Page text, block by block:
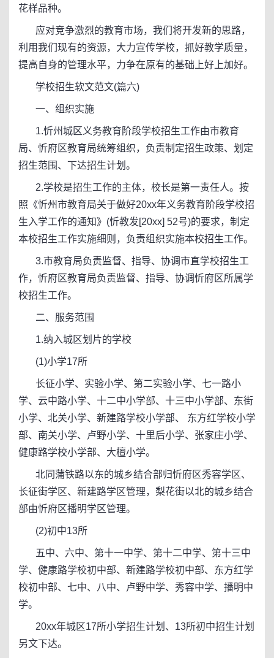
花样品种。
应对竞争激烈的教育市场，我们将开发新的思路，
利用我们现有的资源，大力宣传学校，抓好教学质量，
提高自身的管理水平，力争在原有的基础上好上加好。
学校招生软文范文(篇六)
一、组织实施
1.忻州城区义务教育阶段学校招生工作由市教育
局、忻府区教育局统筹组织，负责制定招生政策、划定
招生范围、下达招生计划。
2.学校是招生工作的主体，校长是第一责任人。按
照《忻州市教育局关于做好20xx年义务教育阶段学校招
生入学工作的通知》(忻教发[20xx] 52号)的要求，制定
本校招生工作实施细则，负责组织实施本校招生工作。
3.市教育局负责监督、指导、协调市直学校招生工
作，忻府区教育局负责监督、指导、协调忻府区所属学
校招生工作。
二、服务范围
1.纳入城区划片的学校
(1)小学17所
长征小学、实验小学、第二实验小学、七一路小
学、云中路小学、十二中小学部、十三中小学部、东街
小学、北关小学、新建路学校小学部、 东方红学校小学
部、南关小学、卢野小学、十里后小学、张家庄小学、
健康路学校小学部、大檀小学。
北同蒲铁路以东的城乡结合部归忻府区秀容学区、
长征街学区、新建路学区管理，梨花街以北的城乡结合
部由忻府区播明学区管理。
(2)初中13所
五中、六中、第十一中学、第十二中学、第十三中
学、健康路学校初中部、新建路学校初中部、东方红学
校初中部、七中、八中、卢野中学、秀容中学、播明中
学。
20xx年城区17所小学招生计划、13所初中招生计划
另文下达。